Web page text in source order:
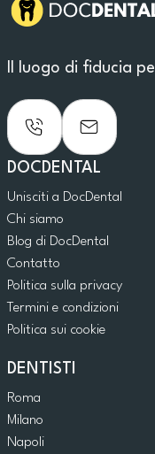
Il luogo di fiducia
DOCDENTAL
Unisciti a DocDental
Chi siamo
Blog di DocDental
Contatto
Politica sulla privacy
Termini e condizioni
Politica sui cookie
DENTISTI
Roma
Milano
Napoli